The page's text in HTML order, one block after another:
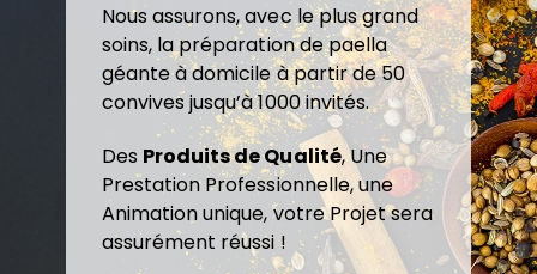
Nous assurons, avec le plus grand
soins, la préparation de paella
géante à domicile à partir de 50
convives jusqu’à 1000 invités.
Des Produits de Qualité, Une
Prestation Professionnelle, une
Animation unique, votre Projet sera
assurément réussi !